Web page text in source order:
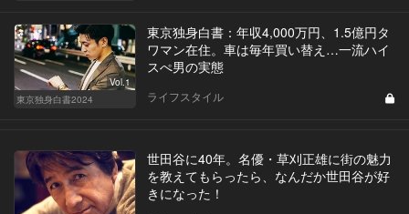
Vol.1
東京独身白書2024
東京独身白書：年収4,000万円、1.5億円タ
ワマン在住。車は毎年買い替え…一流ハイ
スぺ男の実態
ライフスタイル
世田谷に40年。名優・草刈正雄に街の魅力
を教えてもらったら、なんだか世田谷が好
きになった！